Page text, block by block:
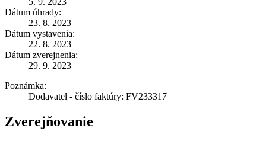
Dátum úhrady:
23. 8. 2023
Dátum vystavenia:
22. 8. 2023
Dátum zverejnenia:
29. 9. 2023
Poznámka:
Dodavatel - číslo faktúry: FV233317
Zverejňovanie